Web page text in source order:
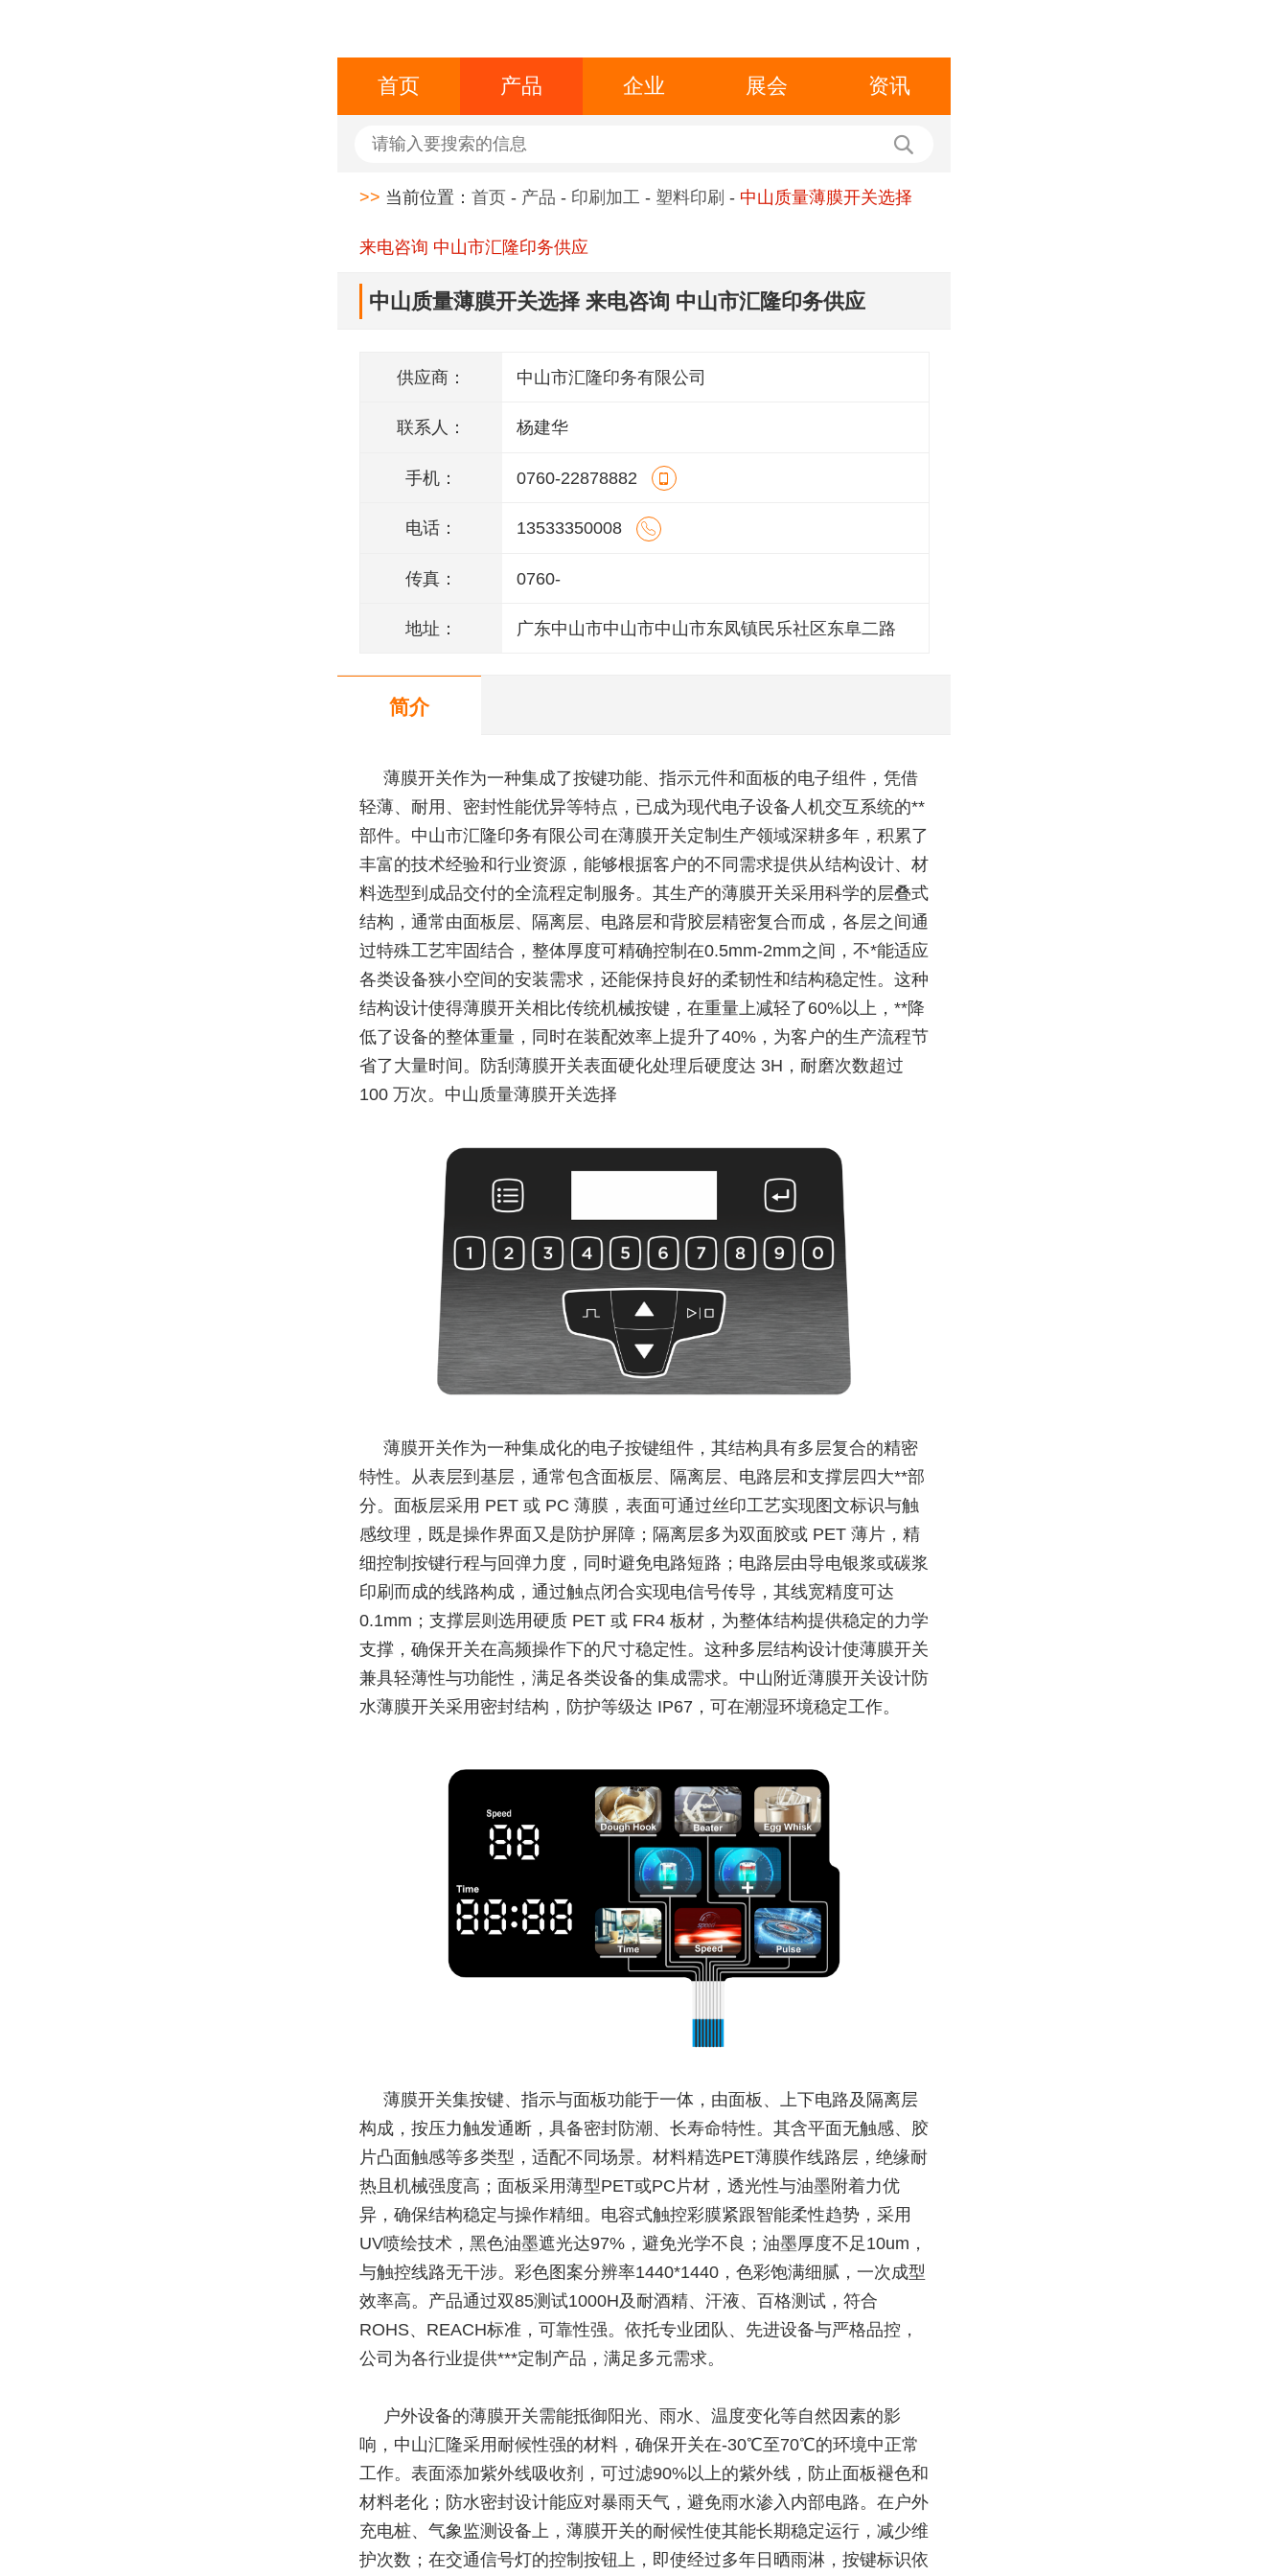
首页 产品 企业 展会 资讯
>> 当前位置： 首页 - 产品 - 印刷加工 - 塑料印刷 - 中山质量薄膜开关选择
来电咨询 中山市汇隆印务供应
中山质量薄膜开关选择 来电咨询 中山市汇隆印务供应
供应商： 中山市汇隆印务有限公司
联系人： 杨建华
手机： 0760-22878882
电话： 13533350008
传真： 0760-
地址： 广东中山市中山市中山市东凤镇民乐社区东阜二路
简介
薄膜开关作为一种集成了按键功能、指示元件和面板的电子组件，凭借
轻薄、耐用、密封性能优异等特点，已成为现代电子设备人机交互系统的**
部件。中山市汇隆印务有限公司在薄膜开关定制生产领域深耕多年，积累了
丰富的技术经验和行业资源，能够根据客户的不同需求提供从结构设计、材
料选型到成品交付的全流程定制服务。其生产的薄膜开关采用科学的层叠式
结构，通常由面板层、隔离层、电路层和背胶层精密复合而成，各层之间通
过特殊工艺牢固结合，整体厚度可精确控制在0.5mm-2mm之间，不*能适应
各类设备狭小空间的安装需求，还能保持良好的柔韧性和结构稳定性。这种
结构设计使得薄膜开关相比传统机械按键，在重量上减轻了60%以上，**降
低了设备的整体重量，同时在装配效率上提升了40%，为客户的生产流程节
省了大量时间。防刮薄膜开关表面硬化处理后硬度达 3H，耐磨次数超过
100 万次。中山质量薄膜开关选择
薄膜开关作为一种集成化的电子按键组件，其结构具有多层复合的精密
特性。从表层到基层，通常包含面板层、隔离层、电路层和支撑层四大**部
分。面板层采用 PET 或 PC 薄膜，表面可通过丝印工艺实现图文标识与触
感纹理，既是操作界面又是防护屏障；隔离层多为双面胶或 PET 薄片，精
细控制按键行程与回弹力度，同时避免电路短路；电路层由导电银浆或碳浆
印刷而成的线路构成，通过触点闭合实现电信号传导，其线宽精度可达
0.1mm；支撑层则选用硬质 PET 或 FR4 板材，为整体结构提供稳定的力学
支撑，确保开关在高频操作下的尺寸稳定性。这种多层结构设计使薄膜开关
兼具轻薄性与功能性，满足各类设备的集成需求。中山附近薄膜开关设计防
水薄膜开关采用密封结构，防护等级达 IP67，可在潮湿环境稳定工作。
薄膜开关集按键、指示与面板功能于一体，由面板、上下电路及隔离层
构成，按压力触发通断，具备密封防潮、长寿命特性。其含平面无触感、胶
片凸面触感等多类型，适配不同场景。材料精选PET薄膜作线路层，绝缘耐
热且机械强度高；面板采用薄型PET或PC片材，透光性与油墨附着力优
异，确保结构稳定与操作精细。电容式触控彩膜紧跟智能柔性趋势，采用
UV喷绘技术，黑色油墨遮光达97%，避免光学不良；油墨厚度不足10um，
与触控线路无干涉。彩色图案分辨率1440*1440，色彩饱满细腻，一次成型
效率高。产品通过双85测试1000H及耐酒精、汗液、百格测试，符合
ROHS、REACH标准，可靠性强。依托专业团队、先进设备与严格品控，
公司为各行业提供***定制产品，满足多元需求。
户外设备的薄膜开关需能抵御阳光、雨水、温度变化等自然因素的影
响，中山汇隆采用耐候性强的材料，确保开关在-30℃至70℃的环境中正常
工作。表面添加紫外线吸收剂，可过滤90%以上的紫外线，防止面板褪色和
材料老化；防水密封设计能应对暴雨天气，避免雨水渗入内部电路。在户外
充电桩、气象监测设备上，薄膜开关的耐候性使其能长期稳定运行，减少维
护次数；在交通信号灯的控制按钮上，即使经过多年日晒雨淋，按键标识依